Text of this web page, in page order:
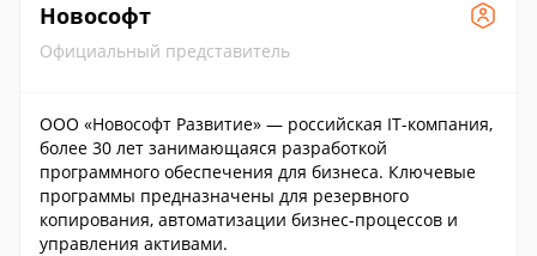
Новософт
Официальный представитель
ООО «Новософт Развитие» — российская IT-компания,
более 30 лет занимающаяся разработкой
программного обеспечения для бизнеса. Ключевые
программы предназначены для резервного
копирования, автоматизации бизнес-процессов и
управления активами.